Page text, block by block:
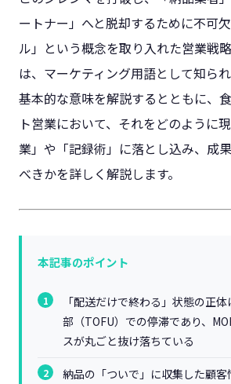
ートナー」へと脱却するために不可
ル」という概念を取り入れた営業戦
は、マーケティング用語として知ら
基本的な意味を解説するとともに、
ト営業において、それをどのように
業」や「記録術」に落とし込み、成
べきかを詳しく解説します。
本記事のポイント
「配送だけで終わる」状態の正
部（TOFU）での停滞であり、
スが丸ごと抜け落ちている
納品の「ついで」に収集した顧